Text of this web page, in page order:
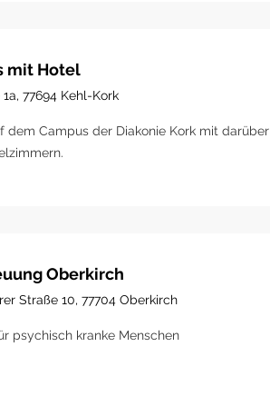
mit Hotel
77694 Kehl-Kork
dem Campus der Diakonie Kork mit darüber
Oberkirch
Straße 10, 77704 Oberkirch
psychisch kranke Menschen